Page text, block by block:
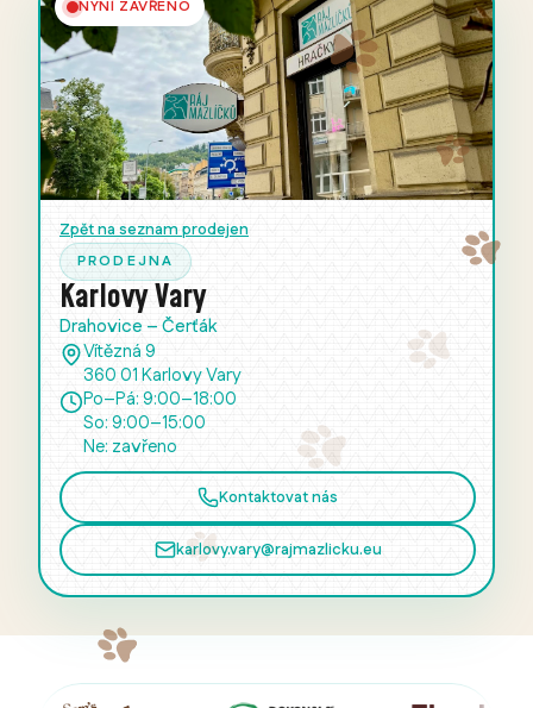
NYNÍ ZAVŘENO
Zpět na seznam prodejen
PRODEJNA
Karlovy Vary
Drahovice – Čerťák
Vítězná 9
360 01 Karlovy Vary
Po–Pá: 9:00–18:00
So: 9:00–15:00
Ne: zavřeno
Kontaktovat nás
karlovy.vary@rajmazlicku.eu